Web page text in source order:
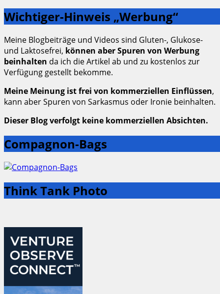
Wichtiger-Hinweis „Werbung“
Meine Blogbeiträge und Videos sind Gluten-, Glukose-
und Laktosefrei, können aber Spuren von Werbung
beinhalten da ich die Artikel ab und zu kostenlos zur
Verfügung gestellt bekomme.
Meine Meinung ist frei von kommerziellen Einflüssen,
kann aber Spuren von Sarkasmus oder Ironie beinhalten.
Dieser Blog verfolgt keine kommerziellen Absichten.
Compagnon-Bags
Think Tank Photo